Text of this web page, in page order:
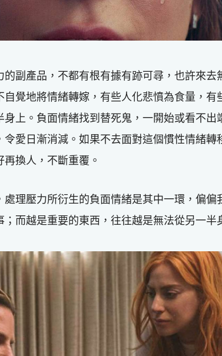
副產品，不都有根有據有跡可尋，也許來去
覺地將情緒轉嫁，有些人化悲憤為食量，有
上。負面情緒找到替死鬼，一開始或看不出
愛日漸消減。如果不去面對這個慣性情緒轉
換人，不斷重覆。
理壓力所衍生的負面情緒是其中一環，偏偏
而越是重要的東西，往往越是無法從另一半